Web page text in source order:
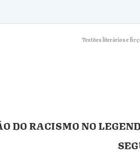
Textões literários e
DO RACISMO NO